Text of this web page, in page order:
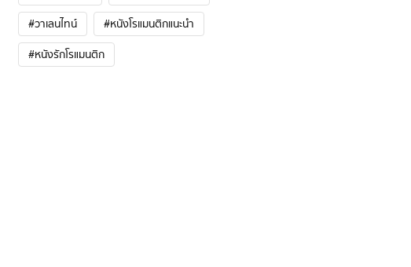
#วาเลนไทน์
#หนังโรแมนติกแนะนํา
#หนังรักโรแมนติก